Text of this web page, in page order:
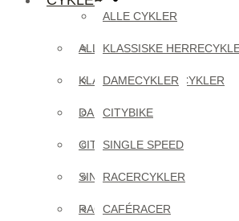
ALLE CYKLER
KLASSISKE
DAMECYKLER
CITYBIKE
SINGLE SPEED
RACERCYKLER
CAFÉRACER
ALLE CYKLER
KLASSISKE HERRECYKLER
DAMECYKLER
CITYBIKE
SINGLE SPEED
RACERCYKLER